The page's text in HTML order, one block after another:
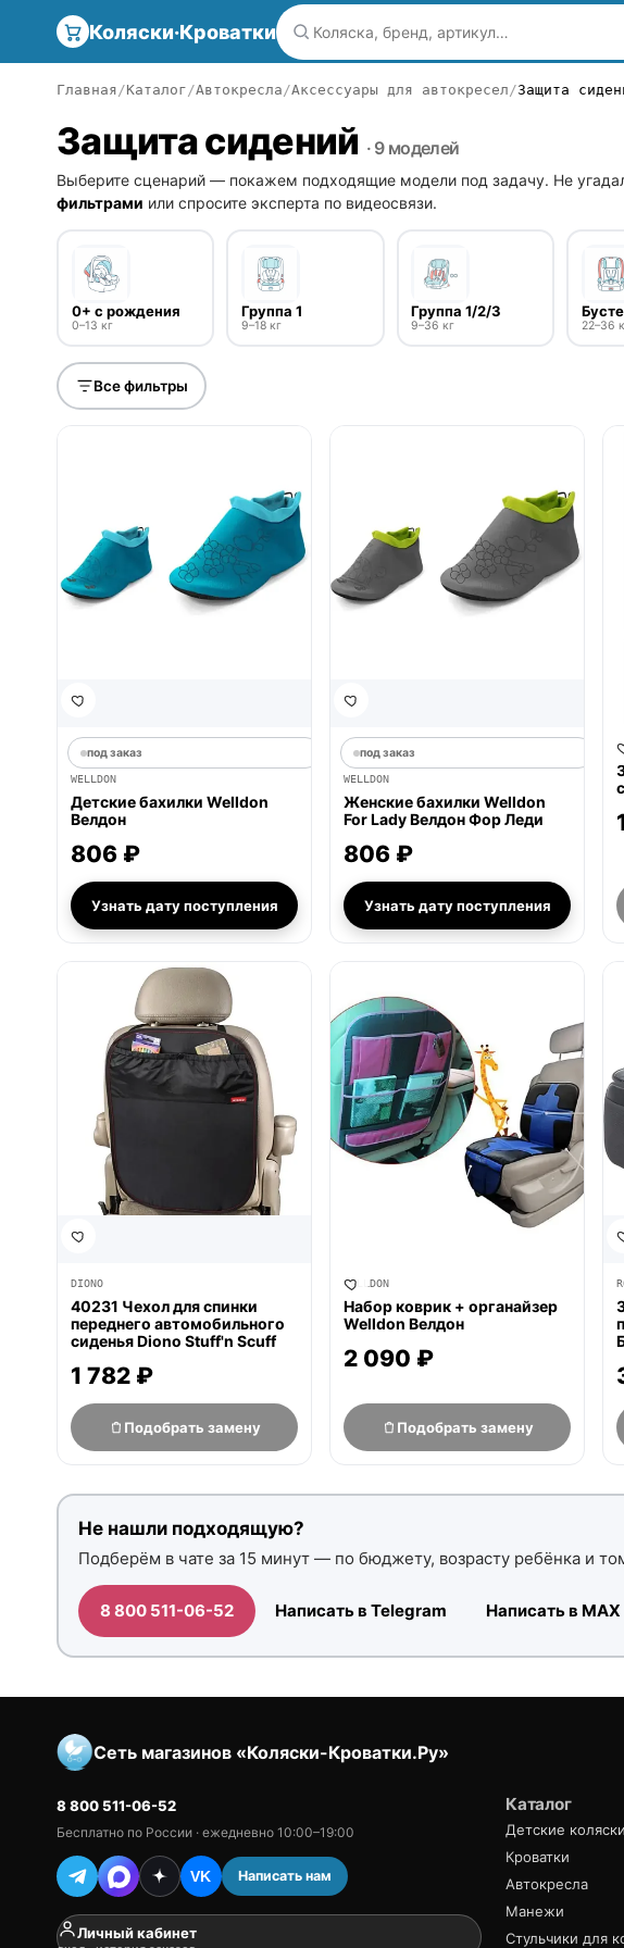
Коляски·Кроватки
Главная Каталог Автокресла Аксессуары для автокресел Защита
Защита сидений · 9 моделей
Выберите сценарий — покажем подходящие модели под задачу. Не
фильтрами или спросите эксперта по видеосвязи.
0+ с рождения
0–13 кг
Группа 1
9–18 кг
Группа 1/2/3
9–36 кг 22–36
Все фильтры
под заказ
WELLDON
Детские бахилки Welldon
Велдон
806 ₽
Узнать дату поступления
под заказ
WELLDON
Женские бахилки Welldon
For Lady Велдон Фор Леди
806 ₽
Узнать дату поступления
нет в продаже
DIONO
40231 Чехол для спинки
переднего автомобильного
сиденья Diono Stuff'n Scuff
1 782 ₽
Подобрать замену
WELLDON
Набор коврик + органайзер
Welldon Велдон
2 090 ₽
Подобрать замену
Не нашли подходящую?
Подберём в чате за 15 минут — по бюджету, возрасту ребёнка и
8 800 511-06-52 Написать в Telegram Написать в MAX
Сеть магазинов «Коляски-Кроватки.Ру»
8 800 511-06-52
Бесплатно по России · ежедневно 10:00–19:00
VK Написать нам
Личный кабинет
Каталог
Детские коляски
Кроватки
Автокресла
Манежи
Стульчики для